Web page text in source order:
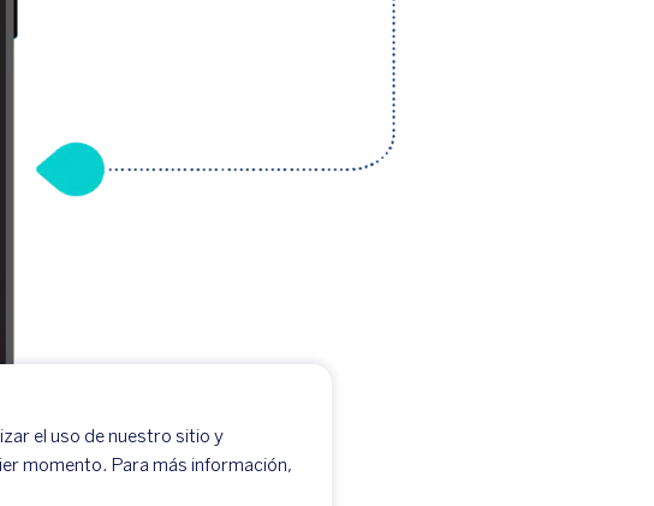
el uso de nuestro sitio y
momento. Para más información,